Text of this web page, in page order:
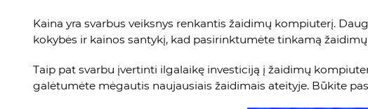
Kaina yra svarbus veiksnys renkantis žaidimų kompiuterį.
kokybės ir kainos santykį, kad pasirinktumėte tinkamą
Taip pat svarbu įvertinti ilgalaikę investiciją į žaidimų
galėtumėte mėgautis naujausiais žaidimais ateityje. Būkite